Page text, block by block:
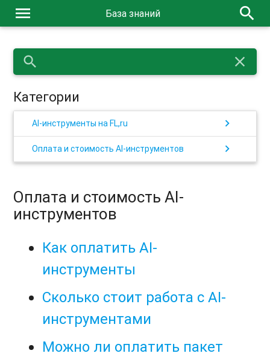
menu База знаний search
search close
Категории
AI-инструменты на FL,ru chevron_right
Оплата и стоимость AI-инструментов chevron_right
Оплата и стоимость AI-
инструментов
Как оплатить AI-
инструменты
Сколько стоит работа с AI-
инструментами
Можно ли оплатить пакет